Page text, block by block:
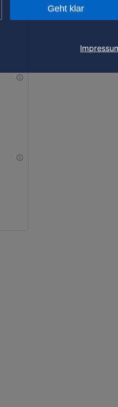
Geht klar